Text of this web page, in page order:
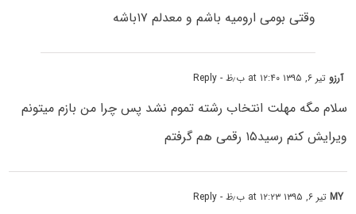
وقتی بومی ارومیه باشم و معدلم ۱۷باشه
آرزوتیر ۶, ۱۳۹۵ at ۱۲:۴۰ ب٫ظ - Reply
سلام مگه مهلت انتخاب رشته تموم نشد پس چرا من بازم میتونم
ویرایش کنم رسید۱۵ رقمی هم گرفتم
MYتیر ۶, ۱۳۹۵ at ۱۲:۲۳ ب٫ظ - Reply